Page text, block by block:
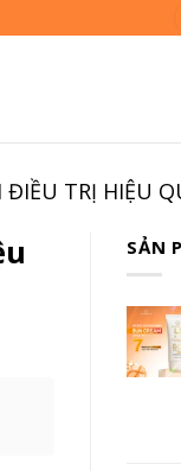
ĐIỀU TRỊ HIỆU
SẢN